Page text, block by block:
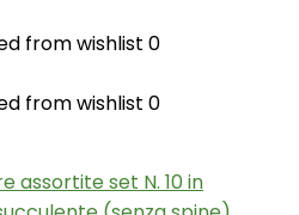
from wishlist 0
from wishlist 0